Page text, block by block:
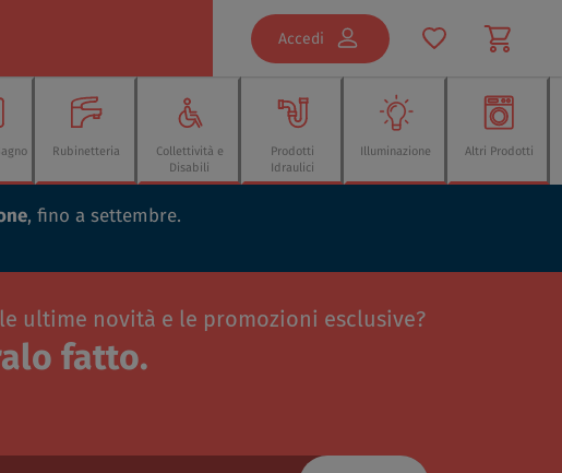
Accedi
Rubinetteria
Collettività e
Disabili
Prodotti
Idraulici
Illuminazione Altri Prodotti
, fino a settembre.
ultime novità e le promozioni esclusive?
fatto.